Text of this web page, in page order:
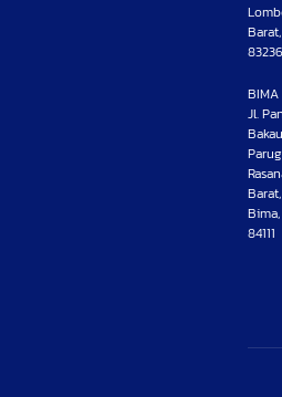
Barat,
83236
BIMA
Jl.
Barat,
Bima,
84111